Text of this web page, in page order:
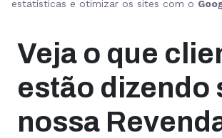
estatísticas e otimizar os sites com o
Veja o que
estão dizendo
nossa